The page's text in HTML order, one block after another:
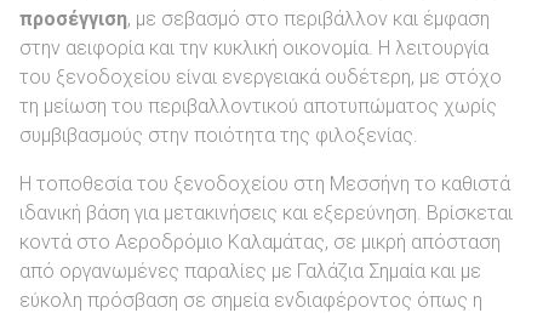
προσέγγιση, με σεβασμό στο περιβάλλον και έμφαση
στην αειφορία και την κυκλική οικονομία. Η λειτουργία
του ξενοδοχείου είναι ενεργειακά ουδέτερη, με στόχο
τη μείωση του περιβαλλοντικού αποτυπώματος χωρίς
συμβιβασμούς στην ποιότητα της φιλοξενίας.
Η τοποθεσία του ξενοδοχείου στη Μεσσήνη το καθιστά
ιδανική βάση για μετακινήσεις και εξερεύνηση. Βρίσκεται
κοντά στο Αεροδρόμιο Καλαμάτας, σε μικρή απόσταση
από οργανωμένες παραλίες με Γαλάζια Σημαία και με
εύκολη πρόσβαση σε σημεία ενδιαφέροντος όπως η